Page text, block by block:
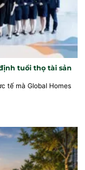
tuổi thọ tài sản
tế mà Global Homes